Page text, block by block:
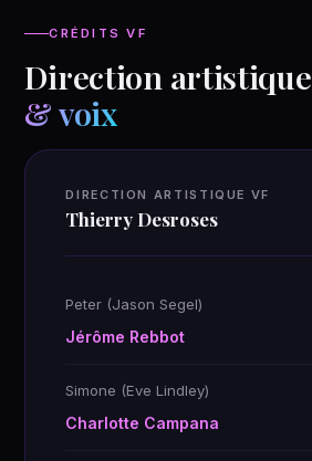
CRÉDITS VF
Direction artistique
& voix
DIRECTION ARTISTIQUE VF
Thierry Desroses
Peter (Jason Segel)
Jérôme Rebbot
Simone (Eve Lindley)
Charlotte Campana